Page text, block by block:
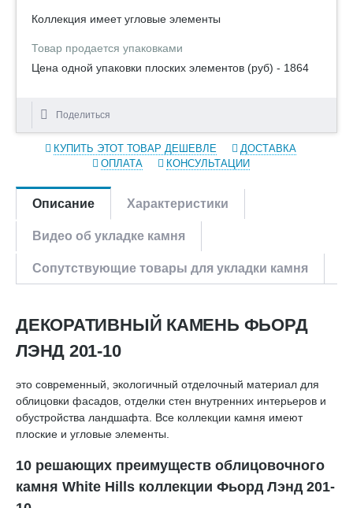
Коллекция имеет угловые элементы
Товар продается упаковками
Цена одной упаковки плоских элементов (руб) - 1864
Поделиться
КУПИТЬ ЭТОТ ТОВАР ДЕШЕВЛЕ
ДОСТАВКА
ОПЛАТА
КОНСУЛЬТАЦИИ
Описание Характеристики
Видео об укладке камня
Сопутствующие товары для укладки камня
ДЕКОРАТИВНЫЙ КАМЕНЬ ФЬОРД
ЛЭНД 201-10
это современный, экологичный отделочный материал для
облицовки фасадов, отделки стен внутренних интерьеров и
обустройства ландшафта. Все коллекции камня имеют
плоские и угловые элементы.
10 решающих преимуществ облицовочного
камня White Hills коллекции Фьорд Лэнд 201-